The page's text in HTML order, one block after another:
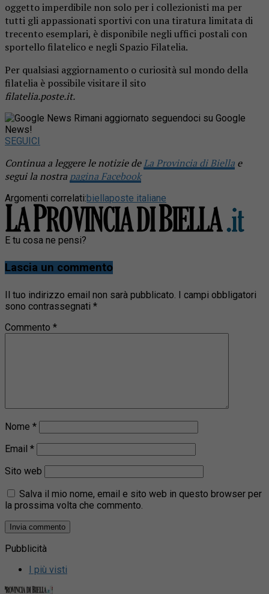
oggetto imperdibile non solo per i collezionisti ma per
tutti gli appassionati sportivi con una tiratura limitata di
trecento esemplari, è disponibile negli uffici postali con
sportello filatelico e negli Spazio Filatelia.
Per qualsiasi aggiornamento o curiosità sul mondo della
filatelia è possibile visitare il sito
filatelia.poste.it.
Rimani aggiornato seguendoci su Google
News!
SEGUICI
Continua a leggere le notizie deLa Provincia di Biella e
segui la nostra pagina Facebook
Argomenti correlati:biellaposte italiane
E tu cosa ne pensi?
Lascia un commento
Il tuo indirizzo email non sarà pubblicato. I campi obbligatori
sono contrassegnati *
Commento *
Nome *
Email *
Sito web
Salva il mio nome, email e sito web in questo browser per
la prossima volta che commento.
Pubblicità
I più visti